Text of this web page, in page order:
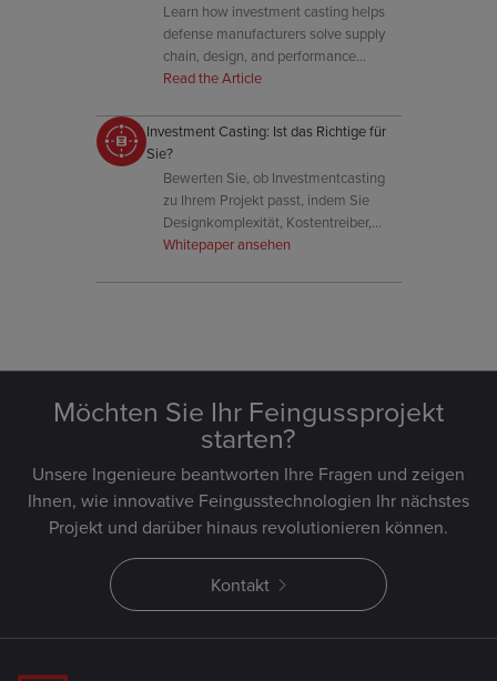
Learn how investment casting helps
defense manufacturers solve supply
chain, design, and performance
challenges while improving efficiency
Read the Article
Investment Casting: Ist das Richtige für
Sie?
Bewerten Sie, ob Investmentcasting
zu Ihrem Projekt passt, indem Sie
Designkomplexität, Kostentreiber,
Reduzierung der Vorlaufzeiten und
Whitepaper ansehen
Möchten Sie Ihr Feingussprojekt
starten?
Unsere Ingenieure beantworten Ihre Fragen und zeigen
Ihnen, wie innovative Feingusstechnologien Ihr nächstes
Projekt und darüber hinaus revolutionieren können.
Kontakt